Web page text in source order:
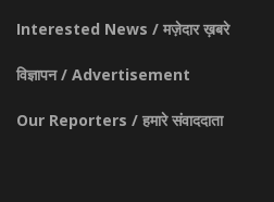
Interested News / मज़ेदार ख़बरे
विज्ञापन / Advertisement
Our Reporters / हमारे संवाददाता